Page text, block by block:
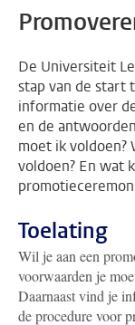
De Universiteit
stap van de start
informatie over
en de
moet ik voldoen?
voldoen? En wat
Toelating
Wil je aan een
voorwaarden je
Daarnaast vind je
de procedure voor